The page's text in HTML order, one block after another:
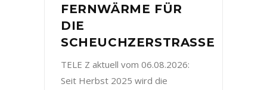
FERNWÄRME FÜR
DIE
SCHEUCHZERSTRASSE
TELE Z aktuell vom 06.08.2026:
Seit Herbst 2025 wird die